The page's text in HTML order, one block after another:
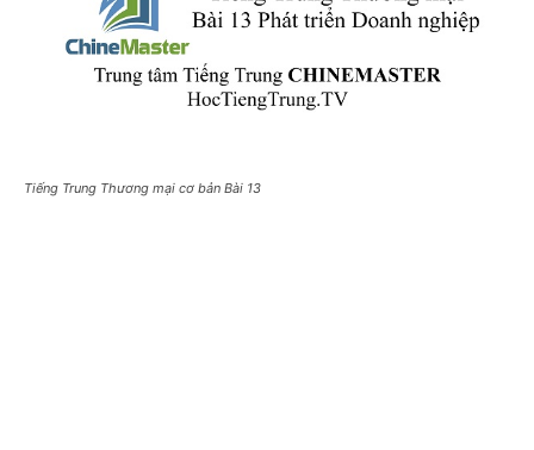
Tiếng Trung Thương mại cơ bản Bài 13